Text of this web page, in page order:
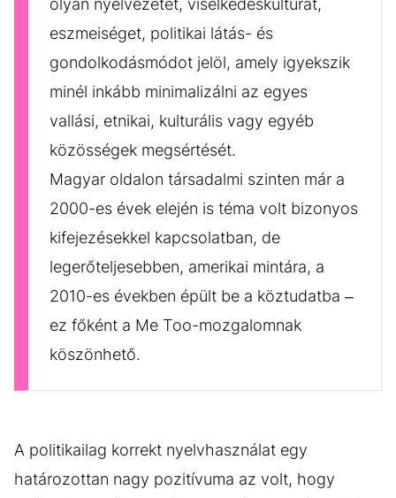
olyan nyelvezetet, viselkedéskultúrát,
eszmeiséget, politikai látás- és
gondolkodásmódot jelöl, amely igyekszik
minél inkább minimalizálni az egyes
vallási, etnikai, kulturális vagy egyéb
közösségek megsértését.
Magyar oldalon társadalmi szinten már a
2000-es évek elején is téma volt bizonyos
kifejezésekkel kapcsolatban, de
legerőteljesebben, amerikai mintára, a
2010-es években épült be a köztudatba –
ez főként a Me Too-mozgalomnak
köszönhető.
A politikailag korrekt nyelvhasználat egy
határozottan nagy pozitívuma az volt, hogy